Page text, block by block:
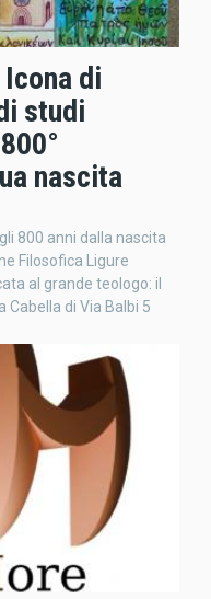
Icona di
studi
nascita
800 anni dalla nascita
Filosofica Ligure
al grande teologo: il
Cabella di Via Balbi 5